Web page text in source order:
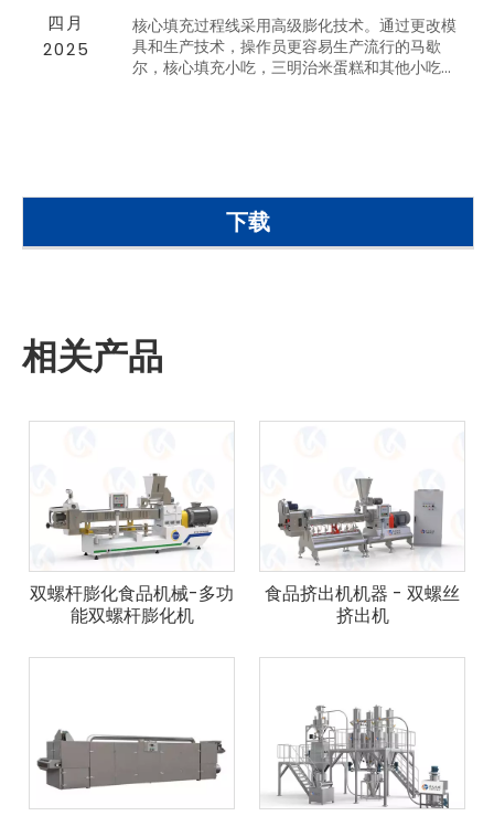
四月
2025
核心填充过程线采用高级膨化技术。通过更改模
具和生产技术，操作员更容易生产流行的马歇
尔，核心填充小吃，三明治米蛋糕和其他小吃食
下载
相关产品
双螺杆膨化食品机械-多功
能双螺杆膨化机
食品挤出机机器 - 双螺丝
挤出机